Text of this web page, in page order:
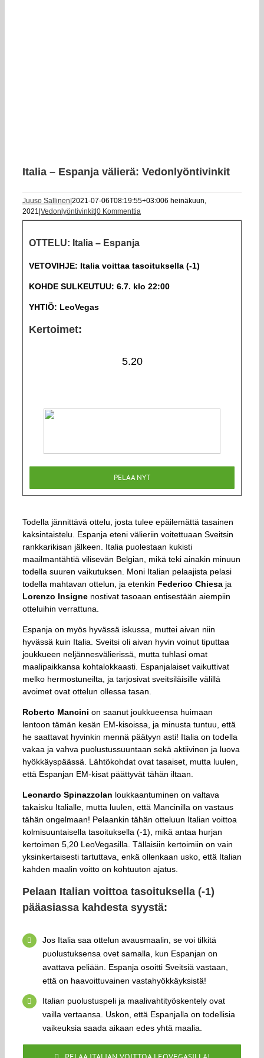
Italia – Espanja välierä: Vedonlyöntivinkit
Juuso Sallinen 2021-07-06T08:19:55+03:006 heinäkuun,
2021 Vedonlyöntivinkit|0 Kommenttia
OTTELU: Italia – Espanja
VETOVIHJE: Italia voittaa tasoituksella (-1)
KOHDE SULKEUTUU: 6.7. klo 22:00
YHTIÖ: LeoVegas
Kertoimet:
5.20
PELAA NYT
Todella jännittävä ottelu, josta tulee epäilemättä tasainen
kaksintaistelu. Espanja eteni välieriin voitettuaan Sveitsin
rankkarikisan jälkeen. Italia puolestaan kukisti
maailmantähtiä vilisevän Belgian, mikä teki ainakin minuun
todella suuren vaikutuksen. Moni Italian pelaajista pelasi
todella mahtavan ottelun, ja etenkin Federico Chiesaja
Lorenzo Insignenostivat tasoaan entisestään aiempiin
otteluihin verrattuna.
Espanja on myös hyvässä iskussa, muttei aivan niin
hyvässä kuin Italia. Sveitsi oli aivan hyvin voinut tiputtaa
joukkueen neljännesvälierissä, mutta tuhlasi omat
maalipaikkansa kohtalokkaasti. Espanjalaiset vaikuttivat
melko hermostuneilta, ja tarjosivat sveitsiläisille välillä
avoimet ovat ottelun ollessa tasan.
Roberto Mancini on saanut joukkueensa huimaan
lentoon tämän kesän EM-kisoissa, ja minusta tuntuu, että
he saattavat hyvinkin mennä päätyyn asti! Italia on todella
vakaa ja vahva puolustussuuntaan sekä aktiivinen ja luova
hyökkäyspäässä. Lähtökohdat ovat tasaiset, mutta luulen,
että Espanjan EM-kisat päättyvät tähän iltaan.
Leonardo Spinazzolan loukkaantuminen on valtava
takaisku Italialle, mutta luulen, että Mancinilla on vastaus
tähän ongelmaan! Pelaankin tähän otteluun Italian voittoa
kolmisuuntaisella tasoituksella (-1), mikä antaa hurjan
kertoimen 5,20 LeoVegasilla. Tällaisiin kertoimiin on vain
yksinkertaisesti tartuttava, enkä ollenkaan usko, että Italian
kahden maalin voitto on kohtuuton ajatus.
Pelaan Italian voittoa tasoituksella (-1)
pääasiassa kahdesta syystä:
Jos Italia saa ottelun avausmaalin, se voi tilkitä
puolustuksensa ovet samalla, kun Espanjan on
avattava peliään. Espanja osoitti Sveitsiä vastaan,
että on haavoittuvainen vastahyökkäyksistä!
Italian puolustuspeli ja maalivahtityöskentely ovat
vailla vertaansa. Uskon, että Espanjalla on todellisia
vaikeuksia saada aikaan edes yhtä maalia.